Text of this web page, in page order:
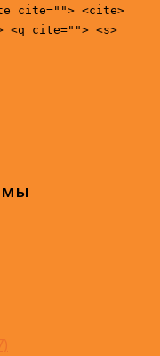
cite=""> <cite>
<q cite=""> <s>